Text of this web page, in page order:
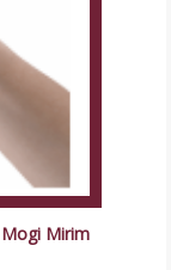
Mirim